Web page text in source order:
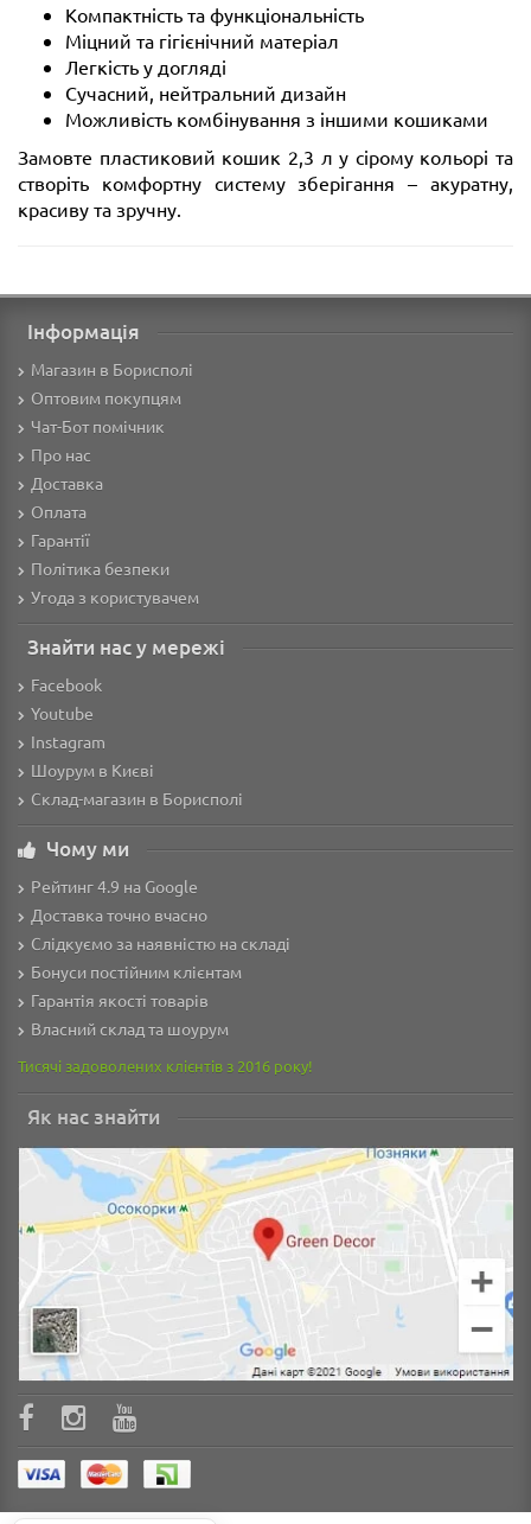
Компактність та функціональність
Міцний та гігієнічний матеріал
Легкість у догляді
Сучасний, нейтральний дизайн
Можливість комбінування з іншими кошиками
Замовте пластиковий кошик 2,3 л у сірому кольорі та
створіть комфортну систему зберігання – акуратну,
красиву та зручну.
Інформація
Магазин в Борисполі
Оптовим покупцям
Чат-Бот помічник
Про нас
Доставка
Оплата
Гарантії
Політика безпеки
Угода з користувачем
Знайти нас у мережі
Facebook
Youtube
Instagram
Шоурум в Києві
Склад-магазин в Борисполі
Чому ми
Рейтинг 4.9 на Google
Доставка точно вчасно
Слідкуємо за наявністю на складі
Бонуси постійним клієнтам
Гарантія якості товарів
Власний склад та шоурум
Тисячі задоволених клієнтів з 2016 року!
Як нас знайти